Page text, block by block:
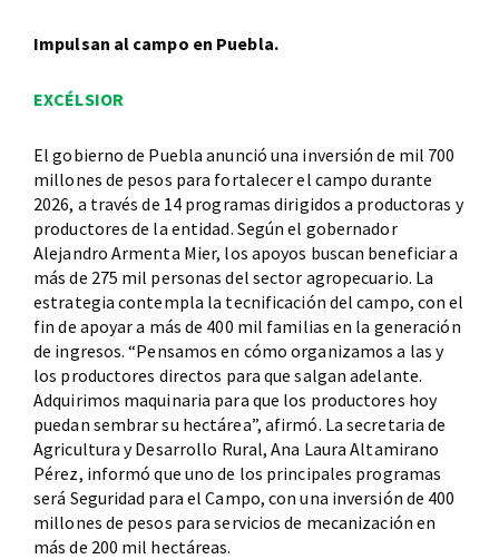
Impulsan al campo en Puebla.
EXCÉLSIOR
El gobierno de Puebla anunció una inversión de mil 700
millones de pesos para fortalecer el campo durante
2026, a través de 14 programas dirigidos a productoras y
productores de la entidad. Según el gobernador
Alejandro Armenta Mier, los apoyos buscan beneficiar a
más de 275 mil personas del sector agropecuario. La
estrategia contempla la tecnificación del campo, con el
fin de apoyar a más de 400 mil familias en la generación
de ingresos. “Pensamos en cómo organizamos a las y
los productores directos para que salgan adelante.
Adquirimos maquinaria para que los productores hoy
puedan sembrar su hectárea”, afirmó. La secretaria de
Agricultura y Desarrollo Rural, Ana Laura Altamirano
Pérez, informó que uno de los principales programas
será Seguridad para el Campo, con una inversión de 400
millones de pesos para servicios de mecanización en
más de 200 mil hectáreas.